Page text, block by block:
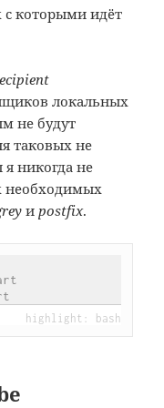
с которыми идёт
локальных
не будут
таковых не
никогда не
необходимых
иpostfix.